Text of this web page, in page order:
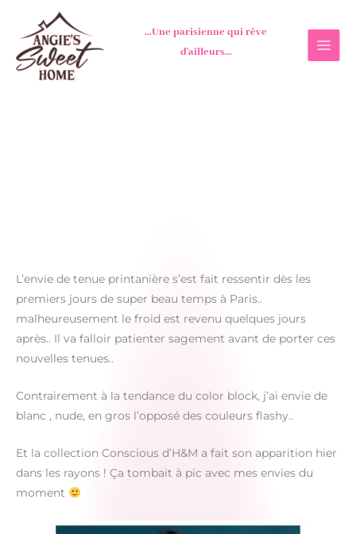
contenu
...Une parisienne qui rêve
d'ailleurs...
L’envie de tenue printanière s’est fait ressentir dès les
premiers jours de super beau temps à Paris..
malheureusement le froid est revenu quelques jours
après.. Il va falloir patienter sagement avant de porter ces
nouvelles tenues..
Contrairement à la tendance du color block, j’ai envie de
blanc , nude, en gros l’opposé des couleurs flashy..
Et la collection Conscious d’H&M a fait son apparition hier
dans les rayons ! Ça tombait à pic avec mes envies du
moment